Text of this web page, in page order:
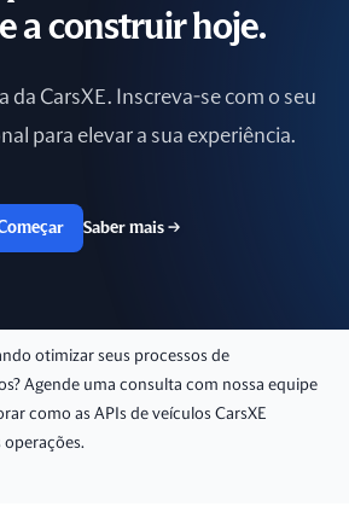
a construir hoje.
da CarsXE. Inscreva-se com o seu
para elevar a sua experiência.
Saber mais →
otimizar seus processos de
Agende uma consulta com nossa equipe
como as APIs de veículos CarsXE